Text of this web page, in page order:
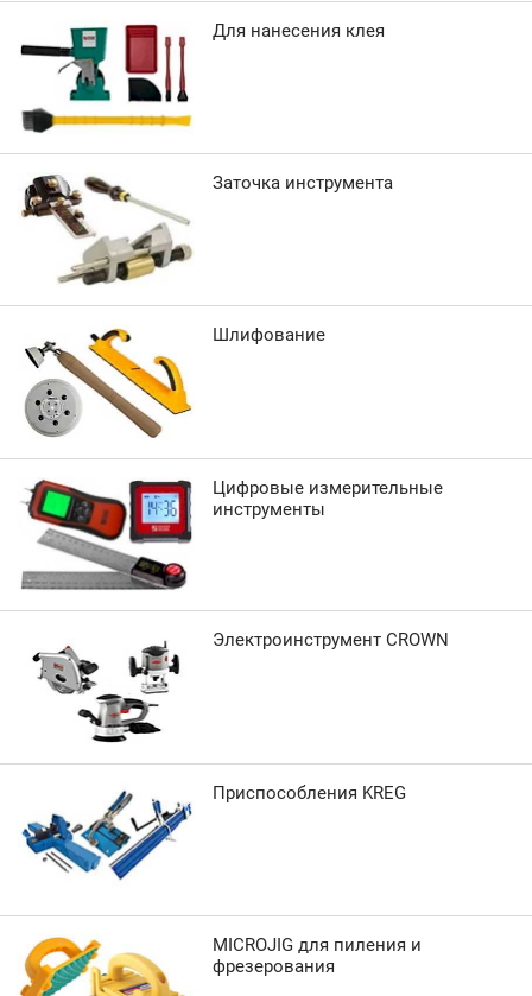
Для нанесения клея
Заточка инструмента
Шлифование
Цифровые измерительные
инструменты
Электроинструмент CROWN
Приспособления KREG
MICROJIG для пиления и
фрезерования